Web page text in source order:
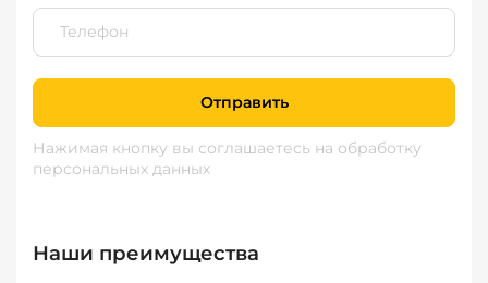
Отправить
Нажимая кнопку вы соглашаетесь на обработку
персональных данных
Наши преимущества